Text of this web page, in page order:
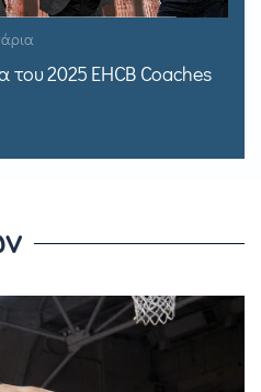
του 2025 EHCB Coaches